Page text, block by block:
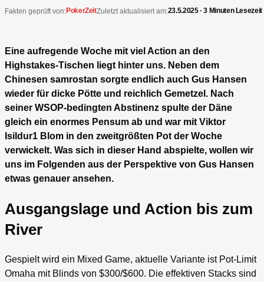
Fakten geprüft von:PokerZeitZuletzt aktualisiert am:23.5.2025 · 3 Minuten Lesezeit
Eine aufregende Woche mit viel Action an den
Highstakes-Tischen liegt hinter uns. Neben dem
Chinesen samrostan sorgte endlich auch Gus Hansen
wieder für dicke Pötte und reichlich Gemetzel. Nach
seiner WSOP-bedingten Abstinenz spulte der Däne
gleich ein enormes Pensum ab und war mit Viktor
Isildur1 Blom in den zweitgrößten Pot der Woche
verwickelt. Was sich in dieser Hand abspielte, wollen wir
uns im Folgenden aus der Perspektive von Gus Hansen
etwas genauer ansehen.
Ausgangslage und Action bis zum
River
Gespielt wird ein Mixed Game, aktuelle Variante ist Pot-Limit
Omaha mit Blinds von $300/$600. Die effektiven Stacks sind